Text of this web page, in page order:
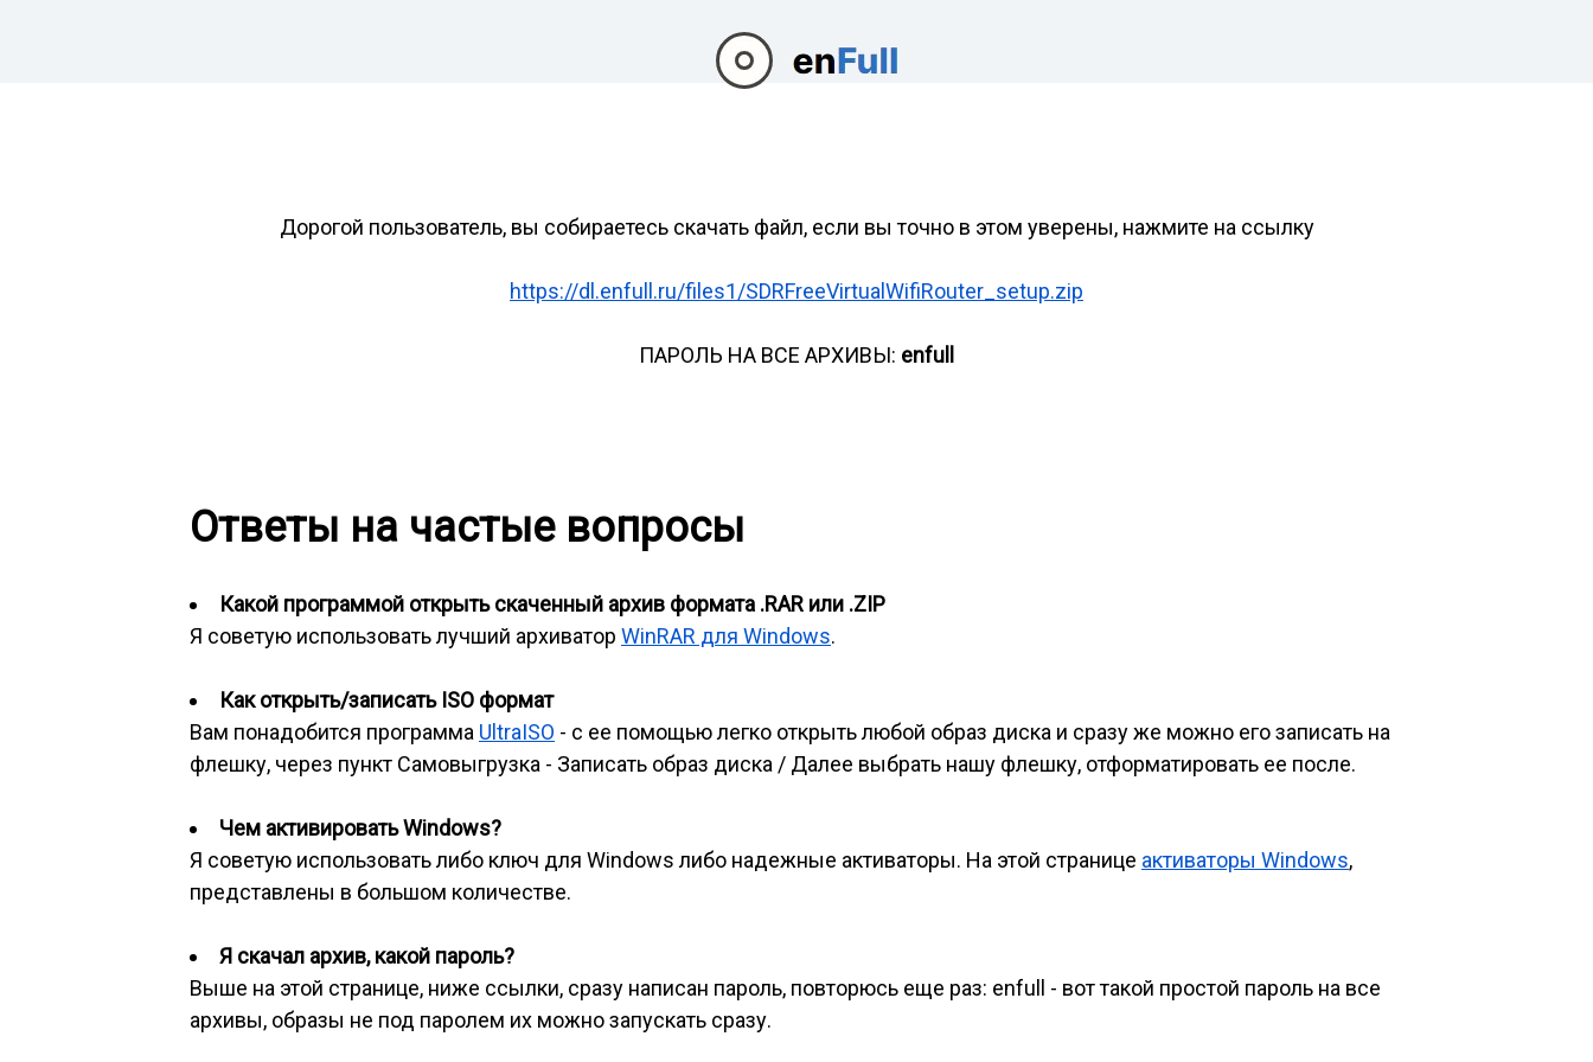
Дорогой пользователь, вы собираетесь скачать файл, если вы точно в этом уверены, нажмите на ссылку
https://dl.enfull.ru/files1/SDRFreeVirtualWifiRouter_setup.zip
ПАРОЛЬ НА ВСЕ АРХИВЫ: enfull
Ответы на частые вопросы
Какой программой открыть скаченный архив формата .RAR или .ZIP
Я советую использовать лучший архиватор WinRAR для Windows.
Как открыть/записать ISO формат
Вам понадобится программа UltraISO - с ее помощью легко открыть любой образ диска и сразу же можно его записать на
флешку, через пункт Самовыгрузка - Записать образ диска / Далее выбрать нашу флешку, отформатировать ее после.
Чем активировать Windows?
Я советую использовать либо ключ для Windows либо надежные активаторы. На этой странице активаторы Windows,
представлены в большом количестве.
Я скачал архив, какой пароль?
Выше на этой странице, ниже ссылки, сразу написан пароль, повторюсь еще раз: enfull - вот такой простой пароль на все
архивы, образы не под паролем их можно запускать сразу.